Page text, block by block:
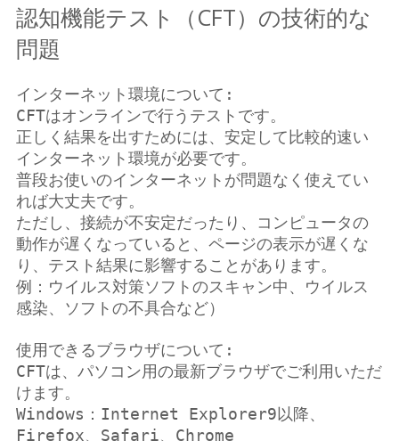
認知機能テスト（CFT）の技術的な
問題
インターネット環境について:
CFTはオンラインで行うテストです。
正しく結果を出すためには、安定して比較的速い
インターネット環境が必要です。
普段お使いのインターネットが問題なく使えてい
れば大丈夫です。
ただし、接続が不安定だったり、コンピュータの
動作が遅くなっていると、ページの表示が遅くな
り、テスト結果に影響することがあります。
例：ウイルス対策ソフトのスキャン中、ウイルス
感染、ソフトの不具合など）
使用できるブラウザについて:
CFTは、パソコン用の最新ブラウザでご利用いただ
けます。
Windows：Internet Explorer9以降、
Firefox、Safari、Chrome